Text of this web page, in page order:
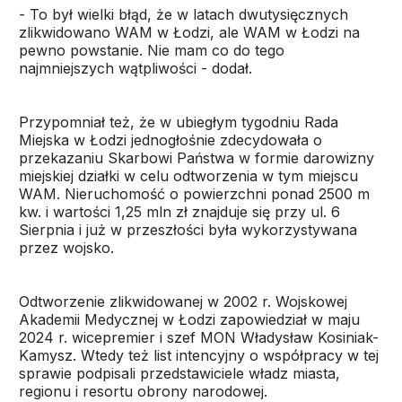
- To był wielki błąd, że w latach dwutysięcznych
zlikwidowano WAM w Łodzi, ale WAM w Łodzi na
pewno powstanie. Nie mam co do tego
najmniejszych wątpliwości - dodał.
Przypomniał też, że w ubiegłym tygodniu Rada
Miejska w Łodzi jednogłośnie zdecydowała o
przekazaniu Skarbowi Państwa w formie darowizny
miejskiej działki w celu odtworzenia w tym miejscu
WAM. Nieruchomość o powierzchni ponad 2500 m
kw. i wartości 1,25 mln zł znajduje się przy ul. 6
Sierpnia i już w przeszłości była wykorzystywana
przez wojsko.
Odtworzenie zlikwidowanej w 2002 r. Wojskowej
Akademii Medycznej w Łodzi zapowiedział w maju
2024 r. wicepremier i szef MON Władysław Kosiniak-
Kamysz. Wtedy też list intencyjny o współpracy w tej
sprawie podpisali przedstawiciele władz miasta,
regionu i resortu obrony narodowej.